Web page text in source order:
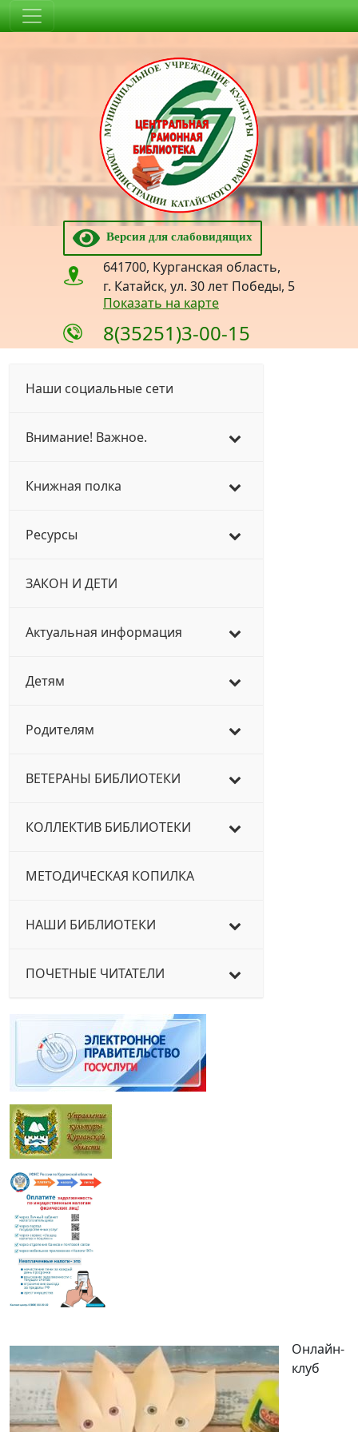
Версия для слабовидящих
641700, Курганская область,
г. Катайск, ул. 30 лет Победы, 5
Показать на карте
8(35251)3-00-15
Наши социальные сети
Внимание! Важное.
Книжная полка
Ресурсы
ЗАКОН И ДЕТИ
Актуальная информация
Детям
Родителям
ВЕТЕРАНЫ БИБЛИОТЕКИ
КОЛЛЕКТИВ БИБЛИОТЕКИ
МЕТОДИЧЕСКАЯ КОПИЛКА
НАШИ БИБЛИОТЕКИ
ПОЧЕТНЫЕ ЧИТАТЕЛИ
Онлайн-
клуб